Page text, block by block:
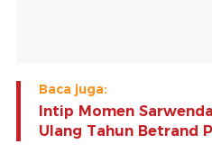
Baca juga:
Intip Momen
Ulang Tahun Betrand